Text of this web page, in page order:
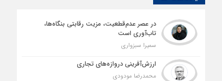
در عصر عدم‌قطعیت، مزیت رقابتی بنگاه‌ها،
تاب‌آوری است
سمیرا سبزواری
ارزش‌آفرینی دروازه‌های تجاری
محمدرضا مودودی